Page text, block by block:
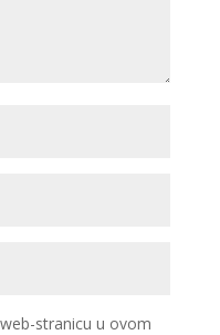
stranicu u ovom